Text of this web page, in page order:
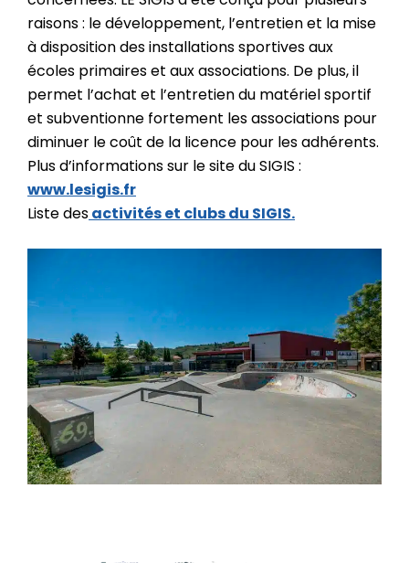
raisons : le développement, l’entretien et la mise
à disposition des installations sportives aux
écoles primaires et aux associations. De plus, il
permet l’achat et l’entretien du matériel sportif
et subventionne fortement les associations pour
diminuer le coût de la licence pour les adhérents.
Plus d’informations sur le site du SIGIS :
www.lesigis.fr
Liste desactivités et clubs du SIGIS.